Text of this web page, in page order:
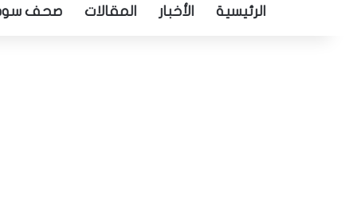
الرئيسية الأخبار المقالات صحف